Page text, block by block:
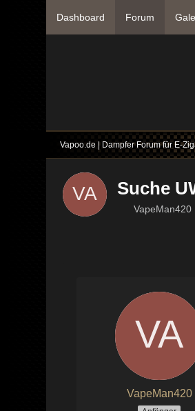
Dashboard Forum
Vapoo.de | Dampfer Forum für E-
Suche
VapeMan420
VapeMan420